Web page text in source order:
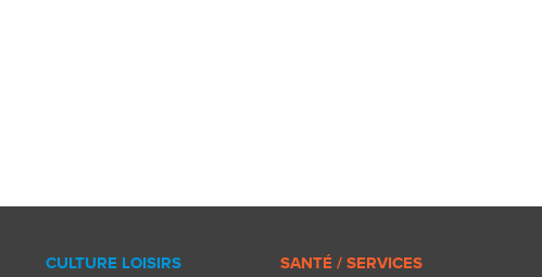
CULTURE LOISIRS SANTÉ / SERVICES